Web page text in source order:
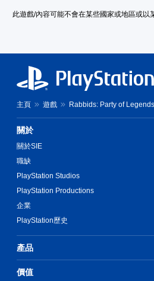
此遊戲/內容可能不會在某些國家或地區或以
主頁 遊戲 Rabbids: Party of Legends
關於
關於SIE
職缺
PlayStation Studios
PlayStation Productions
企業
PlayStation歷史
產品
價值